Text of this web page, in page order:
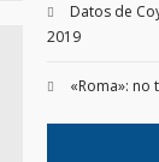
Datos de
2019
«Roma»: no